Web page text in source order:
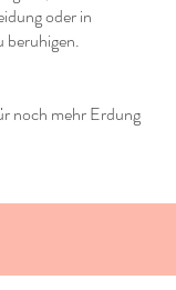
oder in
beruhigen.
noch mehr Erdung